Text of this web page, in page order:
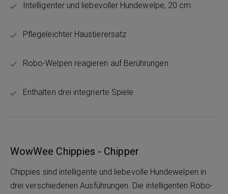
Intelligenter und liebevoller Hundewelpe, 20 cm
Pflegeleichter Haustierersatz
Robo-Welpen reagieren auf Berührungen
Enthalten drei integrierte Spiele
WowWee Chippies - Chipper
Chippies sind intelligente und liebevolle Hundewelpen in
drei verschiedenen Ausführungen. Die intelligenten Robo-